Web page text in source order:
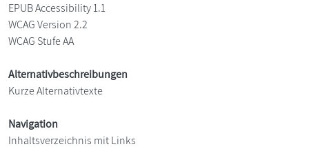
EPUB Accessibility 1.1
WCAG Version 2.2
WCAG Stufe AA
Alternativbeschreibungen
Kurze Alternativtexte
Navigation
Inhaltsverzeichnis mit Links